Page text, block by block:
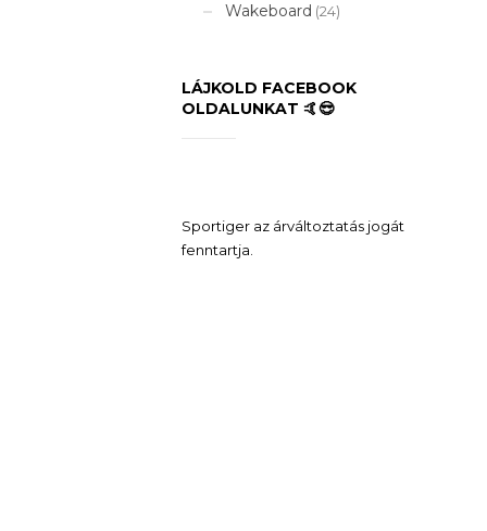
Wakeboard (24)
LÁJKOLD FACEBOOK
OLDALUNKAT 🤙😎
Sportiger az árváltoztatás jogát
fenntartja.